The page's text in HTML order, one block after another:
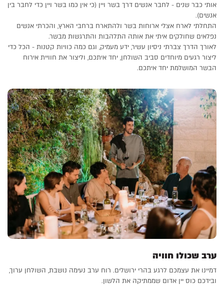
אותי כבר שנים - לחבר אנשים דרך בשר ויין (כי אין כמו בשר ויין כדי לחבר בין
אנשים).
התחלתי לארח אצלי ארוחות בשר ולהתארח ברחבי הארץ, והכרתי אנשים
נפלאים שחולקים איתי את אותה התלהבות והתרגשות מבשר.
לאורך הדרך צברתי ניסיון עשיר, ידע מעמיק, וגם כמה כוויות קטנות - הכל כדי
ליצור רגעים מיוחדים סביב השולחן, יחד איתכם, וליצור את חוויית אירוח
הבשר המושלמת יחד איתכם.
ערב שכולו חוויה
דמיינו את עצמכם לרגע בהרי ירושלים. רוח ערב נעימה נושבת, השולחן ערוך,
ובידכם כוס יין אדום שממתיקה את הלשון.